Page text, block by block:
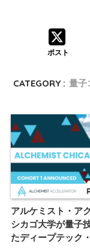
ポスト
CATEGORY : 量子
アルケミスト・ア
シカゴ大学が量子
たディープテック